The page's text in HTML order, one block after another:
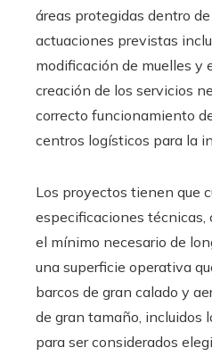
áreas protegidas dentro
actuaciones previstas
modificación de muelles y
creación de los servicios
correcto funcionamiento
centros logísticos para la
Los proyectos tienen que
especificaciones técnicas,
el mínimo necesario de
una superficie operativa
barcos de gran calado y
de gran tamaño, incluidos
para ser considerados